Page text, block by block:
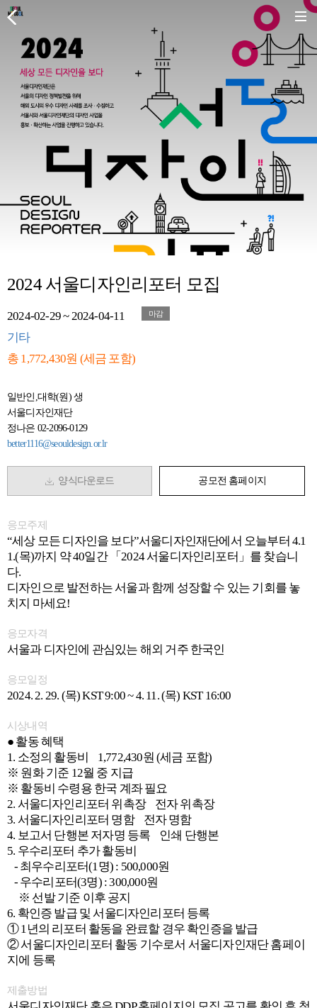
2024 서울디자인리포터 모집
2024-02-29 ~ 2024-04-11 마감
기타
총 1,772,430원 (세금 포함)
일반인,대학(원) 생
서울디자인재단
정나은 02-2096-0129
better1116@seouldesign.or.lr
양식다운로드 공모전 홈페이지
응모주제
“세상 모든 디자인을 보다”서울디자인재단에서 오늘부터 4.1
1.(목)까지 약 40일간 「2024 서울디자인리포터」를 찾습니
다.
디자인으로 발전하는 서울과 함께 성장할 수 있는 기회를 놓
치지 마세요!
응모자격
서울과 디자인에 관심있는 해외 거주 한국인
응모일정
2024. 2. 29. (목) KST 9:00 ~ 4. 11. (목) KST 16:00
시상내역
● 활동 혜택
1. 소정의 활동비 1,772,430원 (세금 포함)
※ 원화 기준 12월 중 지급
※ 활동비 수령용 한국 계좌 필요
2. 서울디자인리포터 위촉장 전자 위촉장
3. 서울디자인리포터 명함 전자 명함
4. 보고서 단행본 저자명 등록 인쇄 단행본
5. 우수리포터 추가 활동비
- 최우수리포터(1명) : 500,000원
- 우수리포터(3명) : 300,000원
※ 선발 기준 이후 공지
6. 확인증 발급 및 서울디자인리포터 등록
① 1년의 리포터 활동을 완료할 경우 확인증을 발급
② 서울디자인리포터 활동 기수로서 서울디자인재단 홈페이
지에 등록
제출방법